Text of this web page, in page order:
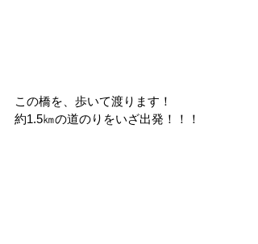
この橋を、歩いて渡ります！
約1.5㎞の道のりをいざ出発！！！